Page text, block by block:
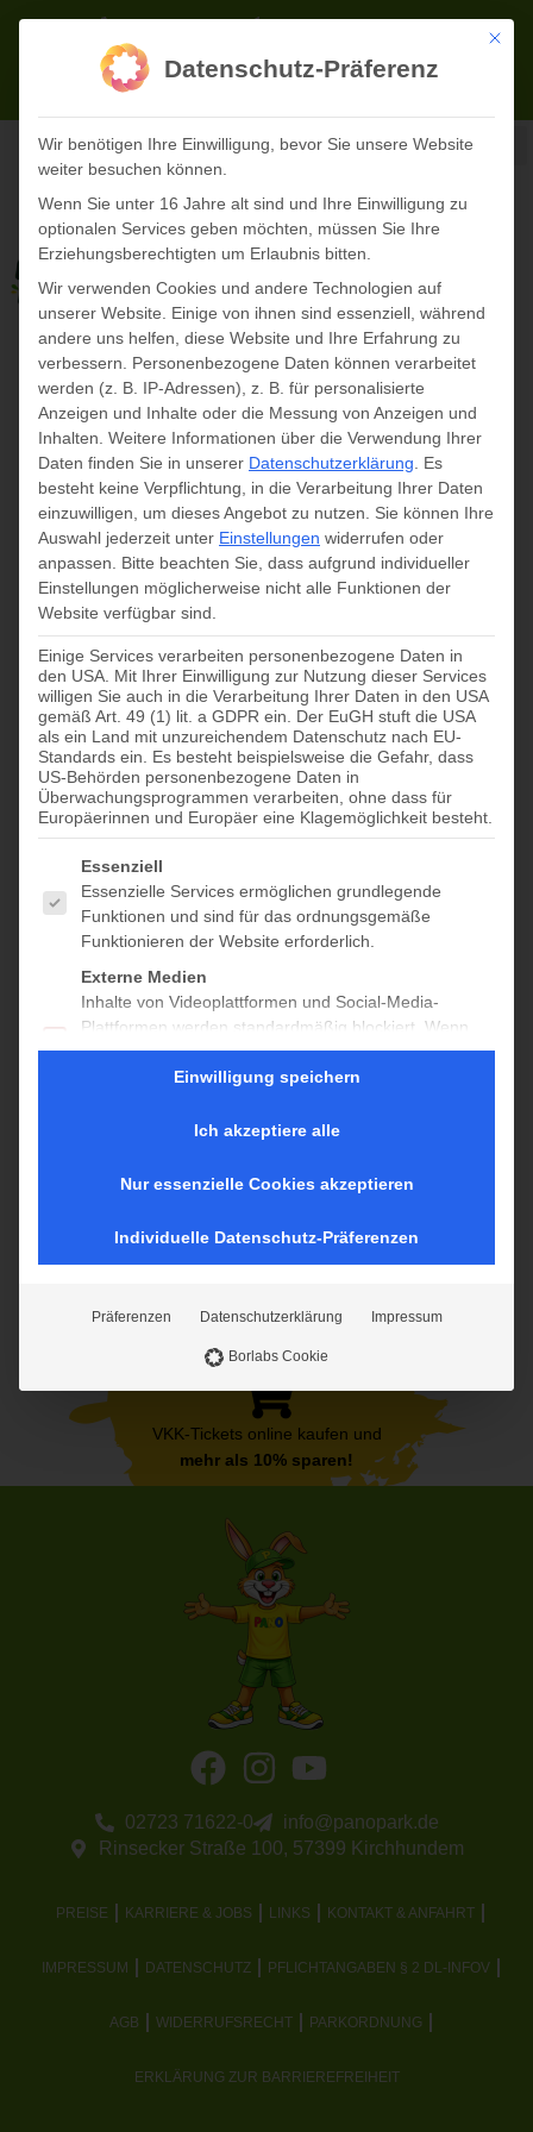
02723 71622-0 info@panopark.de
« Alle Veranstaltungen
Diese Veranstaltung hat bereits stattgefunden.
geöffnet
Juli 19 @ 10:00- 17:00
Zum Kalender hinzufügen
DETAILS
Datum:
Juli 19
Zeit:
10:00 - 17:00
Veranstaltungskategorie:
geöffnet 10–17
VKK-Tickets online kaufen und
mehr als 10% sparen!
02723 71622-0
info@panopark.de
Rinsecker Straße 100, 57399 Kirchhundem
PREISE KARRIERE & JOBS LINKS KONTAKT & ANFAHRT
IMPRESSUM DATENSCHUTZ PFLICHTANGABEN § 2 DL-INFOV
AGB WIDERRUFSRECHT PARKORDNUNG
ERKLÄRUNG ZUR BARRIEREFREIHEIT
Mit
Datenschutz-Präferenz
Wir benötigen Ihre Einwilligung, bevor Sie unsere Website
weiter besuchen können.
Wenn Sie unter 16 Jahre alt sind und Ihre Einwilligung zu
optionalen Services geben möchten, müssen Sie Ihre
Erziehungsberechtigten um Erlaubnis bitten.
Wir verwenden Cookies und andere Technologien auf
unserer Website. Einige von ihnen sind essenziell, während
andere uns helfen, diese Website und Ihre Erfahrung zu
verbessern.
Personenbezogene Daten können verarbeitet
werden (z. B. IP-Adressen), z. B. für personalisierte
Anzeigen und Inhalte oder die Messung von Anzeigen und
Inhalten. Weitere Informationen über die Verwendung Ihrer
Daten finden Sie in unserer Datenschutzerklärung
Es
besteht keine Verpflichtung, in die Verarbeitung Ihrer Daten
einzuwilligen, um dieses Angebot zu nutzen.
Sie können Ihre
Auswahl jederzeit unter Einstellungen widerrufen oder
anpassen.
Bitte beachten Sie, dass aufgrund individueller
Einstellungen möglicherweise nicht alle Funktionen der
Website verfügbar sind.
Einige Services verarbeiten personenbezogene Daten in
den USA. Mit Ihrer Einwilligung zur Nutzung dieser Services
willigen Sie auch in die Verarbeitung Ihrer Daten in den USA
gemäß Art. 49 (1) lit. a GDPR ein. Der EuGH stuft die USA
als ein Land mit unzureichendem Datenschutz nach EU-
Standards ein. Es besteht beispielsweise die Gefahr, dass
US-Behörden personenbezogene Daten in
Überwachungsprogrammen verarbeiten, ohne dass für
Europäerinnen und Europäer eine Klagemöglichkeit besteht.
Es folgt eine Liste der Service-Gruppen, für die eine
Essenziell
Essenzielle Services ermöglichen grundlegende
Funktionen und sind für das ordnungsgemäße
Funktionieren der Website erforderlich.
Externe Medien
Inhalte von Videoplattformen und Social-Media-
Plattformen werden standardmäßig blockiert. Wenn
externe Services akzeptiert werden, ist für den Zugriff
auf diese Inhalte keine manuelle Einwilligung mehr
Einwilligung speichern
Ich akzeptiere alle
Nur essenzielle Cookies akzeptieren
Individuelle Datenschutz-Präferenzen
Präferenzen Datenschutzerklärung Impressum
Borlabs Cookie